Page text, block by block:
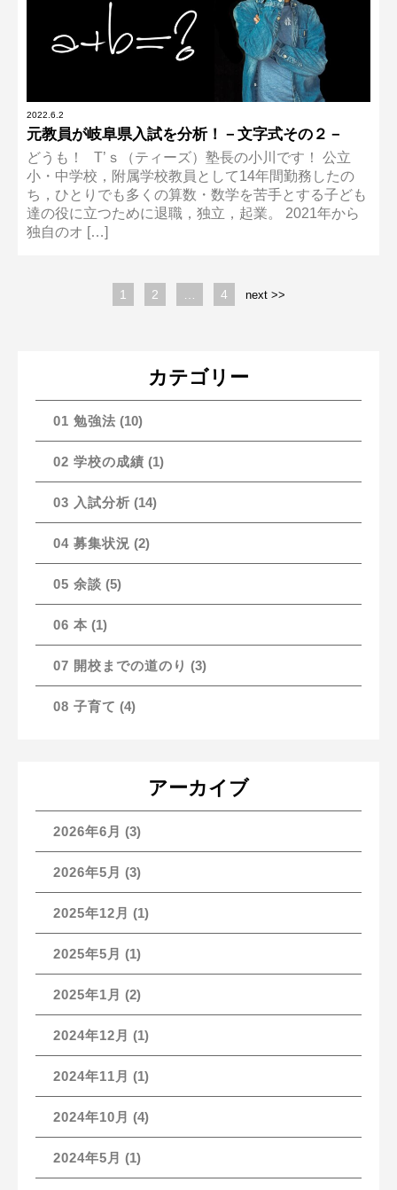
2022.6.2
元教員が岐阜県入試を分析！－文字式その２－
どうも！ T’ｓ（ティーズ）塾長の小川です！ 公立
小・中学校，附属学校教員として14年間勤務したの
ち，ひとりでも多くの算数・数学を苦手とする子ども
達の役に立つために退職，独立，起業。 2021年から
独自のオ […]
1 2 4 next >>
カテゴリー
01 勉強法 (10)
02 学校の成績 (1)
03 入試分析 (14)
04 募集状況 (2)
05 余談 (5)
06 本 (1)
07 開校までの道のり (3)
08 子育て (4)
アーカイブ
2026年6月 (3)
2026年5月 (3)
2025年12月 (1)
2025年5月 (1)
2025年1月 (2)
2024年12月 (1)
2024年11月 (1)
2024年10月 (4)
2024年5月 (1)